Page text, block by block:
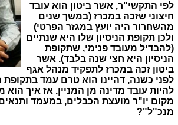
לפי התקשי"ר, אשר ביטון הוא עובד
חיצוני שזכה במכרז (במשך שנים
מהשחרור היה יועץ במגזר הפרטי)
ולכן תקופת הניסיון שלו היא שנתיים
(להבדיל מעובד פנימי, שתקופת
הניסיון היא חצי שנה בלבד). אשר
ביטון זכה במכרז לתפקיד מנהל אגף
לפני כשנה, דהיינו הוא טרם עמד בתקופת
להיות עובד מדינה מן המניין. אז איך
מקום יו"ר מועצת הכבלים, במעמד
מנכ"ל"?